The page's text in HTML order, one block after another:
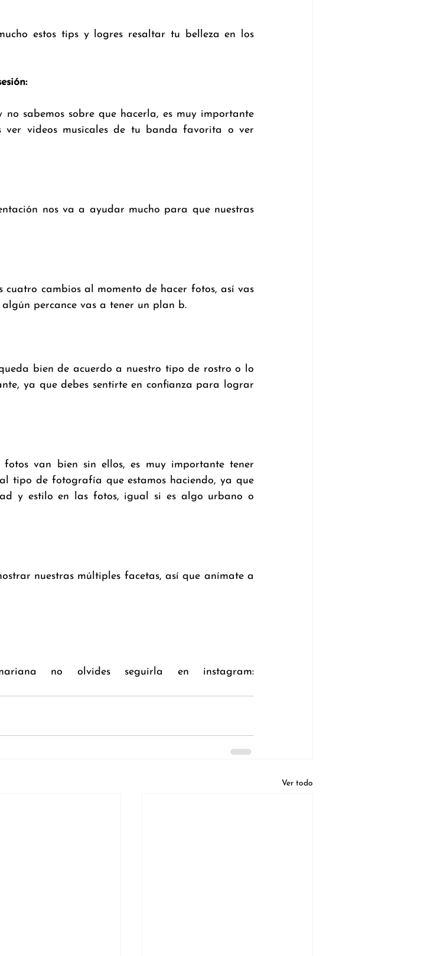
estos tips y logres resaltar tu belleza en los
sabemos sobre que hacerla, es muy importante
ver videos musicales de tu banda favorita o ver
nos va a ayudar mucho para que nuestras
cuatro cambios al momento de hacer fotos, así vas
percance vas a tener un plan b.
bien de acuerdo a nuestro tipo de rostro o lo
ya que debes sentirte en confianza para lograr
fotos van bien sin ellos, es muy importante tener
tipo de fotografía que estamos haciendo, ya que
y estilo en las fotos, igual si es algo urbano o
nuestras múltiples facetas, así que anímate a
Ver todo